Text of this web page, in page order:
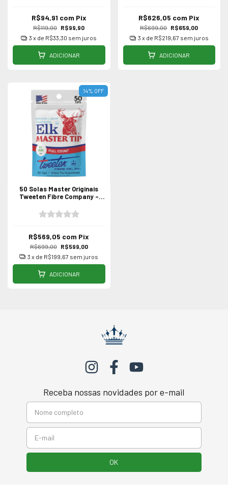
R$119,00 R$99,90
R$94,91 com Pix
3 x de R$33,30 sem juros
ADICIONAR
R$699,00 R$659,00
R$626,05 com Pix
3 x de R$219,67 sem juros
ADICIONAR
14% OFF
50 Solas Master Originais
Tweeten Fibre Company -
R$699,00 R$599,00
R$569,05 com Pix
3 x de R$199,67 sem juros
ADICIONAR
Receba nossas novidades por e-mail